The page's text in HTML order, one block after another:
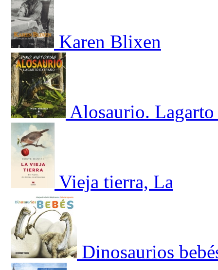
Karen Blixen
Alosaurio.
Vieja tierra, La
Dinosaurios